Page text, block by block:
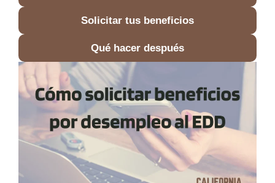
Solicitar tus beneficios
Qué hacer después